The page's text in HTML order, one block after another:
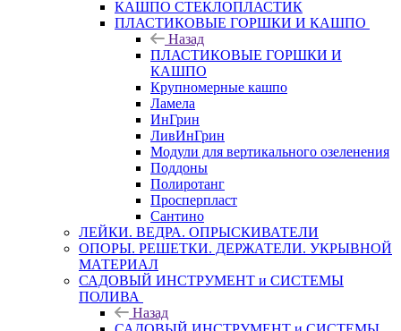
КАШПО СТЕКЛОПЛАСТИК
ПЛАСТИКОВЫЕ ГОРШКИ И КАШПО
Назад
ПЛАСТИКОВЫЕ ГОРШКИ И
КАШПО
Крупномерные кашпо
Ламела
ИнГрин
ЛивИнГрин
Модули для вертикального озеленения
Поддоны
Полиротанг
Просперпласт
Сантино
ЛЕЙКИ. ВЕДРА. ОПРЫСКИВАТЕЛИ
ОПОРЫ. РЕШЕТКИ. ДЕРЖАТЕЛИ. УКРЫВНОЙ
МАТЕРИАЛ
САДОВЫЙ ИНСТРУМЕНТ и СИСТЕМЫ
ПОЛИВА
Назад